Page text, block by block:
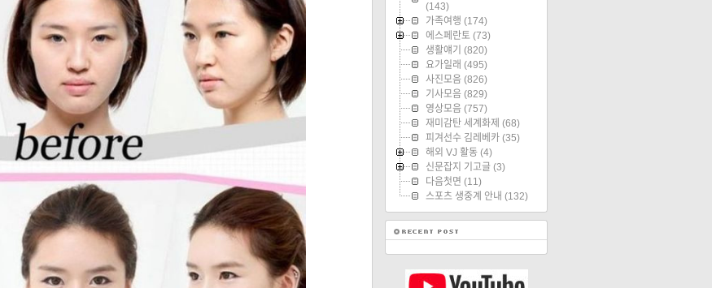
(143)
가족여행 (174)
에스페란토 (73)
생활얘기 (820)
요가일래 (495)
사진모음 (826)
기사모음 (829)
영상모음 (757)
재미감탄 세계화제 (68)
피겨선수 김레베카 (35)
해외 VJ 활동 (4)
신문잡지 기고글 (3)
다음첫면 (11)
스포츠 생중계 안내 (132)